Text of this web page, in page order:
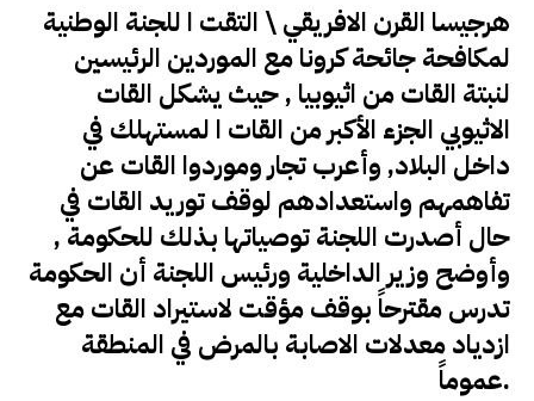
هرجيسا القرن الافريقي \ التقت ا للجنة الوطنية
لمكافحة جائحة كرونا مع الموردين الرئيسين
لنبتة القات من اثيوبيا , حيث يشكل القات
الاثيوبي الجزء الأكبر من القات ا لمستهلك في
داخل البلاد, وأعرب تجار وموردوا القات عن
تفاهمهم واستعدادهم لوقف توريد القات في
حال أصدرت اللجنة توصياتها بذلك للحكومة ,
وأوضح وزير الداخلية ورئيس اللجنة أن الحكومة
تدرس مقترحاً بوقف مؤقت لاستيراد القات مع
ازدياد معدلات الاصابة بالمرض في المنطقة
عموماً.